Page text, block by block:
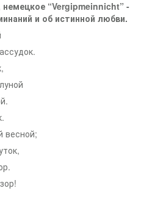
немецкое “Vergipmeinnicht” -
и об истинной любви.
весной;